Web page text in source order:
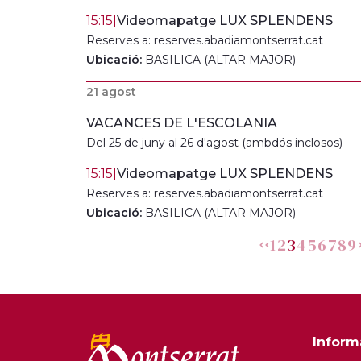
15:15 Videomapatge LUX SPLENDENS
Reserves a: reserves.abadiamontserrat.cat
Ubicació: BASILICA (ALTAR MAJOR)
21 agost
VACANCES DE L'ESCOLANIA
Del 25 de juny al 26 d'agost (ambdós inclosos)
15:15 Videomapatge LUX SPLENDENS
Reserves a: reserves.abadiamontserrat.cat
Ubicació: BASILICA (ALTAR MAJOR)
123456789